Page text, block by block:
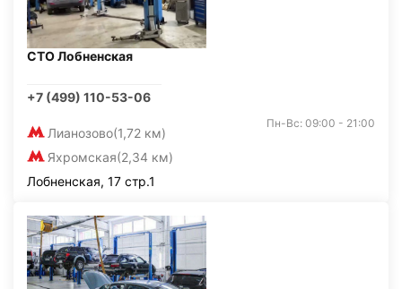
СТО Лобненская
+7 (499) 110-53-06
Лианозово(1,72 км)
Яхромская(2,34 км)
Пн-Вс: 09:00 - 21:00
Лобненская, 17 стр.1